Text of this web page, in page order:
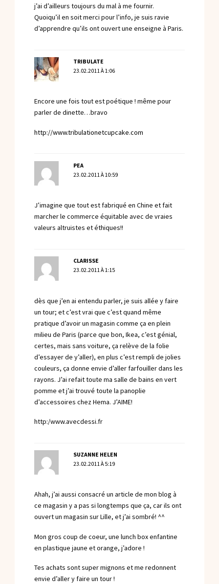
j’ai d’ailleurs toujours du mal à me fournir.
Quoiqu’il en soit merci pour l’info, je suis ravie
d’apprendre qu’ils ont ouvert une enseigne à Paris.
TRIBULATE
23.02.2011 À 1:06
Encore une fois tout est poétique ! même pour
parler de dinette…bravo
http://www.tribulationetcupcake.com
PEA
23.02.2011 À 10:59
J’imagine que tout est fabriqué en Chine et fait
marcher le commerce équitable avec de vraies
valeurs altruistes et éthiques!!
CLARISSE
23.02.2011 À 1:15
dès que j’en ai entendu parler, je suis allée y faire
un tour; et c’est vrai que c’est quand même
pratique d’avoir un magasin comme ça en plein
milieu de Paris (parce que bon, Ikea, c’est génial,
certes, mais sans voiture, ça relève de la folie
d’essayer de y’aller), en plus c’est rempli de jolies
couleurs, ça donne envie d’aller farfouiller dans les
rayons. J’ai refait toute ma salle de bains en vert
pomme et j’ai trouvé toute la panoplie
d’accessoires chez Hema. J’AIME!
http:/www.avecdessi.fr
SUZANNE HELEN
23.02.2011 À 5:19
Ahah, j’ai aussi consacré un article de mon blog à
ce magasin y a pas si longtemps que ça, car ils ont
ouvert un magasin sur Lille, et j’ai sombré! ^^
Mon gros coup de coeur, une lunch box enfantine
en plastique jaune et orange, j’adore !
Tes achats sont super mignons et me redonnent
envie d’aller y faire un tour !